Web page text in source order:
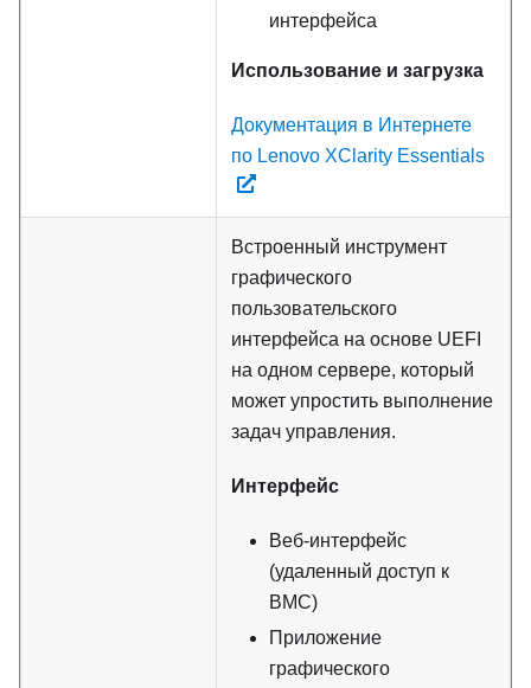
интерфейса
Использование и загрузка
Документация в Интернете
по Lenovo XClarity Essentials
Встроенный инструмент
графического
пользовательского
интерфейса на основе UEFI
на одном сервере, который
может упростить выполнение
задач управления.
Интерфейс
Веб-интерфейс
(удаленный доступ к
BMC)
Приложение
графического